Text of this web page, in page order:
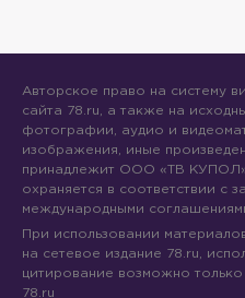
Авторское право на систему
сайта 78.ru, а также на
фотографии, аудио и
изображения, иные
принадлежит ООО «ТВ
охраняется в соответствии с
международными
При использовании
на сетевое издание 78.ru,
цитирование возможно
78.ru